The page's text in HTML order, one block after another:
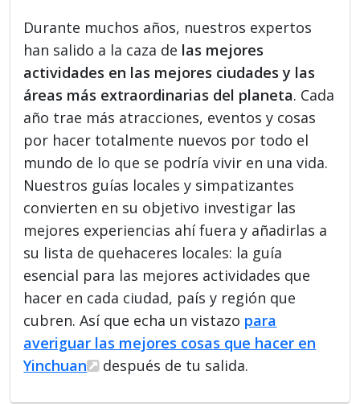
Durante muchos años, nuestros expertos
han salido a la caza de las mejores
actividades en las mejores ciudades y las
áreas más extraordinarias del planeta. Cada
año trae más atracciones, eventos y cosas
por hacer totalmente nuevos por todo el
mundo de lo que se podría vivir en una vida.
Nuestros guías locales y simpatizantes
convierten en su objetivo investigar las
mejores experiencias ahí fuera y añadirlas a
su lista de quehaceres locales: la guía
esencial para las mejores actividades que
hacer en cada ciudad, país y región que
cubren. Así que echa un vistazo para
averiguar las mejores cosas que hacer en
Yinchuan
después de tu salida.